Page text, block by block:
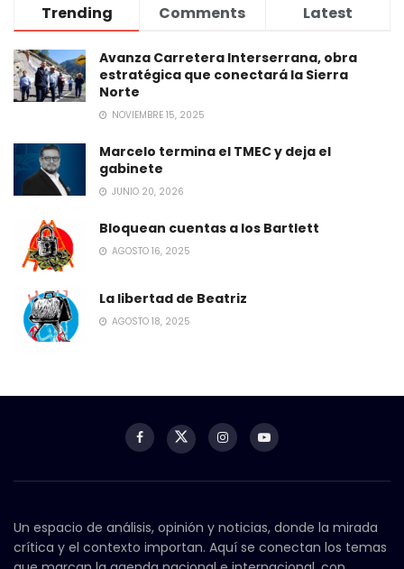
Trending Comments Latest
Avanza Carretera Interserrana, obra
estratégica que conectará la Sierra
Norte
NOVIEMBRE 15, 2025
Marcelo termina el TMEC y deja el
gabinete
JUNIO 20, 2026
Bloquean cuentas a los Bartlett
AGOSTO 16, 2025
La libertad de Beatriz
AGOSTO 18, 2025
Un espacio de análisis, opinión y noticias, donde la mirada
crítica y el contexto importan. Aquí se conectan los temas